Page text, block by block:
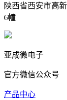
陕西省西安市高
6幢
亚成微电子
官方微信公众号
产品中心